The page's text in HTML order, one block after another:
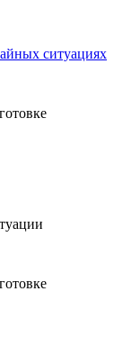
ситуациях